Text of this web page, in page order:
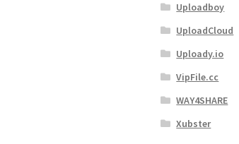
Uploadboy
UploadCloud
Uploady.io
VipFile.cc
WAY4SHARE
Xubster